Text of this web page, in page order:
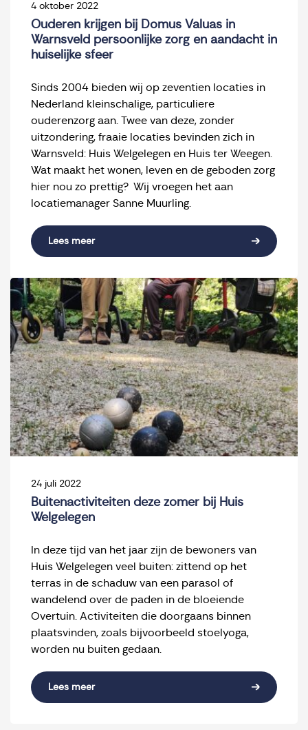
4 oktober 2022
Ouderen krijgen bij Domus Valuas in
Warnsveld persoonlijke zorg en aandacht in
huiselijke sfeer
Sinds 2004 bieden wij op zeventien locaties in
Nederland kleinschalige, particuliere
ouderenzorg aan. Twee van deze, zonder
uitzondering, fraaie locaties bevinden zich in
Warnsveld: Huis Welgelegen en Huis ter Weegen.
Wat maakt het wonen, leven en de geboden zorg
hier nou zo prettig? Wij vroegen het aan
locatiemanager Sanne Muurling.
Lees meer
24 juli 2022
Buitenactiviteiten deze zomer bij Huis
Welgelegen
In deze tijd van het jaar zijn de bewoners van
Huis Welgelegen veel buiten: zittend op het
terras in de schaduw van een parasol of
wandelend over de paden in de bloeiende
Overtuin. Activiteiten die doorgaans binnen
plaatsvinden, zoals bijvoorbeeld stoelyoga,
worden nu buiten gedaan.
Lees meer